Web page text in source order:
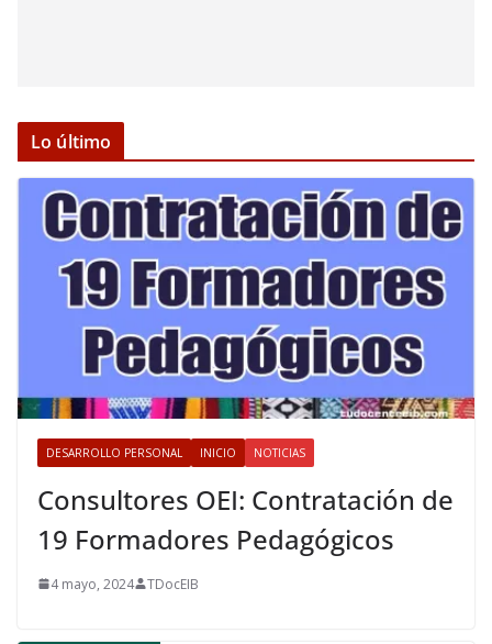
Lo último
DESARROLLO PERSONAL INICIO NOTICIAS
Consultores OEI: Contratación de
19 Formadores Pedagógicos
4 mayo, 2024 TDocEIB